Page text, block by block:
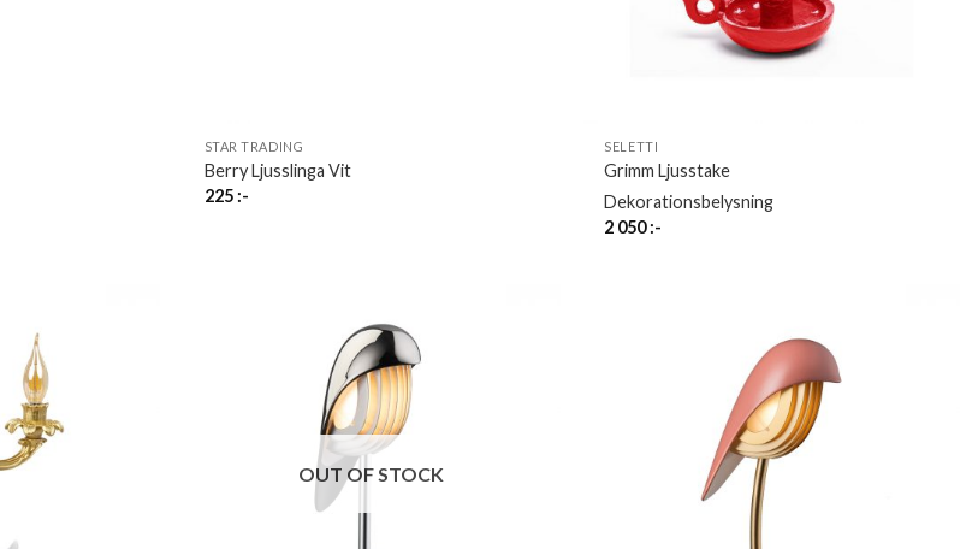
STAR TRADING
Berry Ljusslinga Vit
225 :-
SELETTI
Grimm Ljusstake
Dekorationsbelysning
2 050:-
OUT OF STOCK